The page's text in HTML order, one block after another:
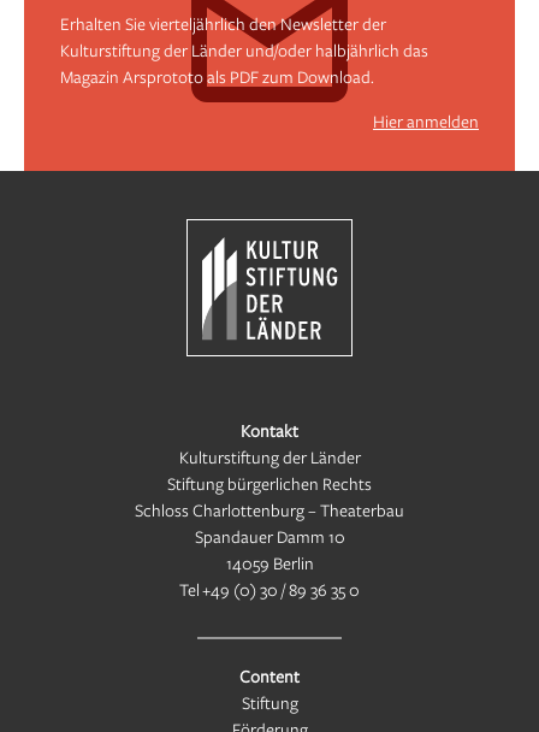
Erhalten Sie vierteljährlich den Newsletter der
Kulturstiftung der Länder und/oder halbjährlich das
Magazin Arsprototo als PDF zum Download.
Hier anmelden
Kontakt
Kulturstiftung der Länder
Stiftung bürgerlichen Rechts
Schloss Charlottenburg – Theaterbau
Spandauer Damm 10
14059 Berlin
Tel+49 (0) 30 / 89 36 35 0
Content
Stiftung